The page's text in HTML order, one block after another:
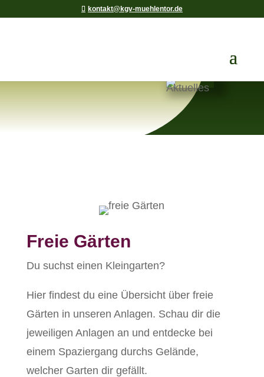
kontakt@kgv-muehlentor.de
Freie Gärten
Du suchst einen Kleingarten?
Hier findest du eine Übersicht über freie
Gärten in unseren Anlagen. Schau dir die
jeweiligen Anlagen an und entdecke bei
einem Spaziergang durchs Gelände,
welcher Garten dir gefällt.